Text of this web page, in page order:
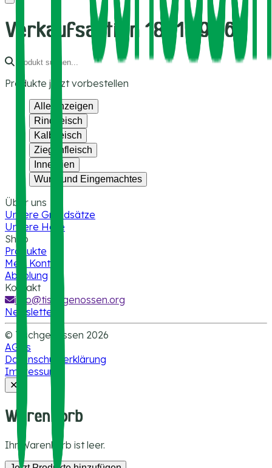
Verkaufsaktion 18./19.9.26
Produkte jetzt vorbestellen
Alle anzeigen
Rindfleisch
Kalbfleisch
Ziegenfleisch
Innereien
Wurst und Eingemachtes
Über uns
Unsere Grundsätze
Unsere Höfe
Shop
Produkte
Mein Konto
Abholung
Kontakt
info@tischgenossen.org
Newsletter
© Tischgenossen 2026
AGBs
Datenschutzerklärung
Impressum
✕
Warenkorb
Ihr Warenkorb ist leer.